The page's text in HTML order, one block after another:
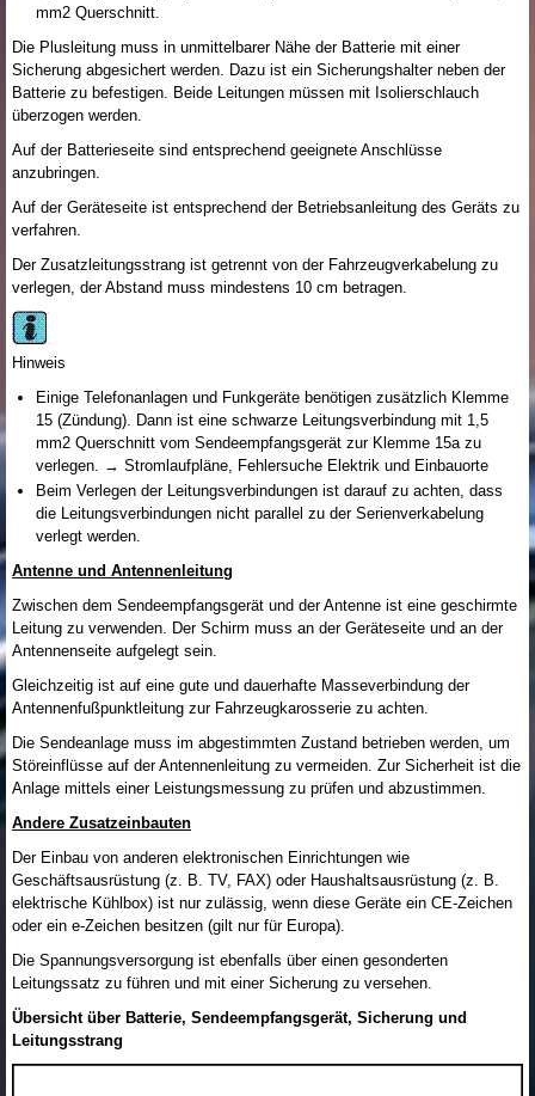
mm2 Querschnitt.
Die Plusleitung muss in unmittelbarer Nähe der Batterie mit einer
Sicherung abgesichert werden. Dazu ist ein Sicherungshalter neben der
Batterie zu befestigen. Beide Leitungen müssen mit Isolierschlauch
überzogen werden.
Auf der Batterieseite sind entsprechend geeignete Anschlüsse
anzubringen.
Auf der Geräteseite ist entsprechend der Betriebsanleitung des Geräts zu
verfahren.
Der Zusatzleitungsstrang ist getrennt von der Fahrzeugverkabelung zu
verlegen, der Abstand muss mindestens 10 cm betragen.
Hinweis
Einige Telefonanlagen und Funkgeräte benötigen zusätzlich Klemme
15 (Zündung). Dann ist eine schwarze Leitungsverbindung mit 1,5
mm2 Querschnitt vom Sendeempfangsgerät zur Klemme 15a zu
verlegen. → Stromlaufpläne, Fehlersuche Elektrik und Einbauorte
Beim Verlegen der Leitungsverbindungen ist darauf zu achten, dass
die Leitungsverbindungen nicht parallel zu der Serienverkabelung
verlegt werden.
Antenne und Antennenleitung
Zwischen dem Sendeempfangsgerät und der Antenne ist eine geschirmte
Leitung zu verwenden. Der Schirm muss an der Geräteseite und an der
Antennenseite aufgelegt sein.
Gleichzeitig ist auf eine gute und dauerhafte Masseverbindung der
Antennenfußpunktleitung zur Fahrzeugkarosserie zu achten.
Die Sendeanlage muss im abgestimmten Zustand betrieben werden, um
Störeinflüsse auf der Antennenleitung zu vermeiden. Zur Sicherheit ist die
Anlage mittels einer Leistungsmessung zu prüfen und abzustimmen.
Andere Zusatzeinbauten
Der Einbau von anderen elektronischen Einrichtungen wie
Geschäftsausrüstung (z. B. TV, FAX) oder Haushaltsausrüstung (z. B.
elektrische Kühlbox) ist nur zulässig, wenn diese Geräte ein CE-Zeichen
oder ein e-Zeichen besitzen (gilt nur für Europa).
Die Spannungsversorgung ist ebenfalls über einen gesonderten
Leitungssatz zu führen und mit einer Sicherung zu versehen.
Übersicht über Batterie, Sendeempfangsgerät, Sicherung und
Leitungsstrang